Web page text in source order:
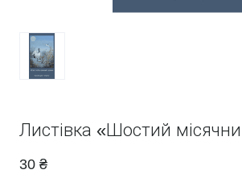
Листівка «Шостий
30 ₴